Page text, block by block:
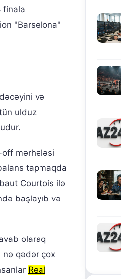
finala
"Barselona"
və
ulduz
off mərhələsi
tapmaqda
Courtois ilə
başlayıb və
olaraq
nə qədər çox
Real